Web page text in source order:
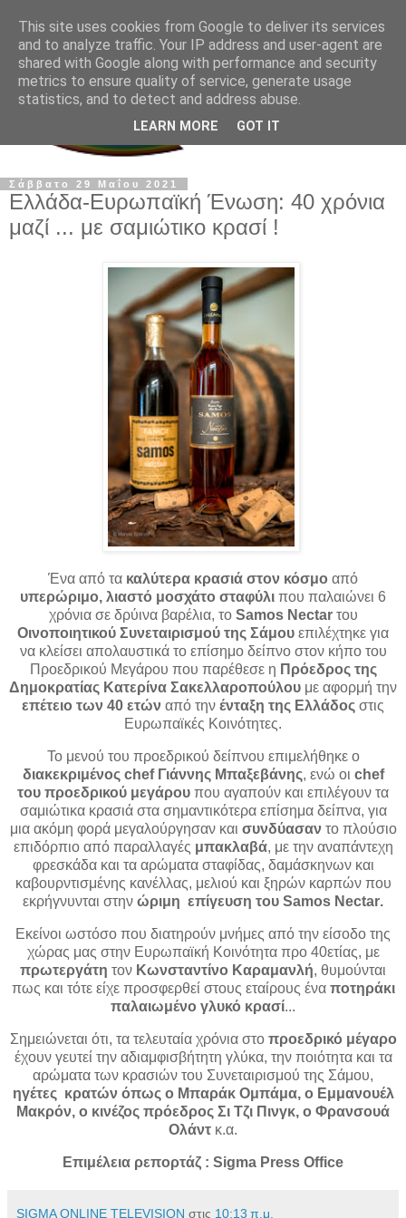
Σάββατο 29 Μαΐου 2021
Ελλάδα-Ευρωπαϊκή Ένωση: 40 χρόνια
μαζί ... με σαμιώτικο κρασί !
Ένα από τα καλύτερα κρασιά στον κόσμο από
υπερώριμο, λιαστό μοσχάτο σταφύλι που παλαιώνει 6
χρόνια σε δρύινα βαρέλια, το Samos Nectar του
Οινοποιητικού Συνεταιρισμού της Σάμου επιλέχτηκε για
να κλείσει απολαυστικά το επίσημο δείπνο στον κήπο του
Προεδρικού Μεγάρου που παρέθεσε η Πρόεδρος της
Δημοκρατίας Κατερίνα Σακελλαροπούλου με αφορμή την
επέτειο των 40 ετών από την ένταξη της Ελλάδος στις
Ευρωπαϊκές Κοινότητες.
Το μενού του προεδρικού δείπνου επιμελήθηκε ο
διακεκριμένος chefΓιάννης Μπαξεβάνης, ενώ οι chef
του προεδρικού μεγάρου που αγαπούν και επιλέγουν τα
σαμιώτικα κρασιά στα σημαντικότερα επίσημα δείπνα, για
μια ακόμη φορά μεγαλούργησαν και συνδύασαν το πλούσιο
επιδόρπιο από παραλλαγές μπακλαβά, με την αναπάντεχη
φρεσκάδα και τα αρώματα σταφίδας, δαμάσκηνων και
καβουρντισμένης κανέλλας, μελιού και ξηρών καρπών που
εκρήγνυνται στην ώριμη επίγευση του Samos Nectar.
Εκείνοι ωστόσο που διατηρούν μνήμες από την είσοδο της
χώρας μας στην Ευρωπαϊκή Κοινότητα προ 40ετίας, με
πρωτεργάτη τον Κωνσταντίνο Καραμανλή, θυμούνται
πως και τότε είχε προσφερθεί στους εταίρους ένα ποτηράκι
παλαιωμένο γλυκό κρασί...
Σημειώνεται ότι, τα τελευταία χρόνια στο προεδρικό μέγαρο
έχουν γευτεί την αδιαμφισβήτητη γλύκα, την ποιότητα και τα
αρώματα των κρασιών του Συνεταιρισμού της Σάμου,
ηγέτες κρατών όπως ο Μπαράκ Ομπάμα, ο Εμμανουέλ
Μακρόν, ο κινέζος πρόεδρος Σι Τζι Πινγκ, ο Φρανσουά
Ολάντ κ.α.
Επιμέλεια ρεπορτάζ : Sigma Press Office
SIGMA ONLINE TELEVISION στις 10:13 π.μ.
This site uses cookies from Google to deliver its services
and to analyze traffic. Your IP address and user-agent are
shared with Google along with performance and security
metrics to ensure quality of service, generate usage
statistics, and to detect and address abuse.
LEARN MORE GOT IT